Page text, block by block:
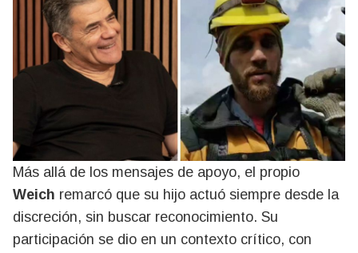
Más allá de los mensajes de apoyo, el propio
Weich remarcó que su hijo actuó siempre desde la
discreción, sin buscar reconocimiento. Su
participación se dio en un contexto crítico, con